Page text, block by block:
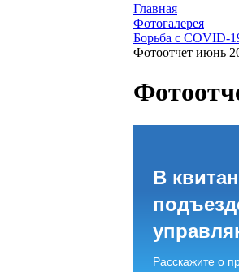
Главная
Фотогалерея
Борьба с COVID-
Фотоотчет июнь
В
Расскажите о